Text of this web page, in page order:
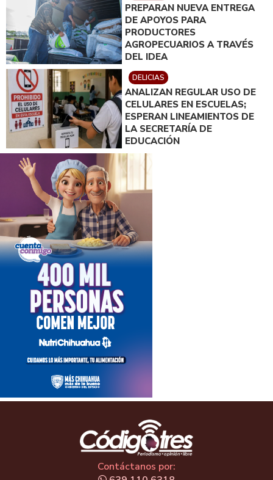
PREPARAN NUEVA ENTREGA
DE APOYOS PARA
PRODUCTORES
AGROPECUARIOS A TRAVÉS
DEL IDEA
DELICIAS
ANALIZAN REGULAR USO DE
CELULARES EN ESCUELAS;
ESPERAN LINEAMIENTOS DE
LA SECRETARÍA DE
EDUCACIÓN
Contáctanos por: